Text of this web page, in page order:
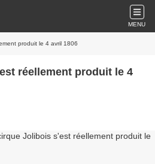
MENU
produit le 4 avril 1806
réellement produit le 4